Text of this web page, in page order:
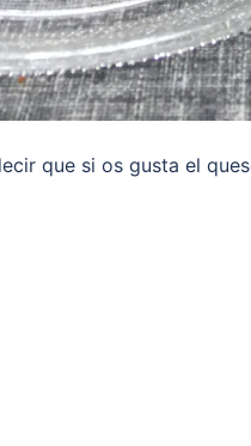
que si os gusta el